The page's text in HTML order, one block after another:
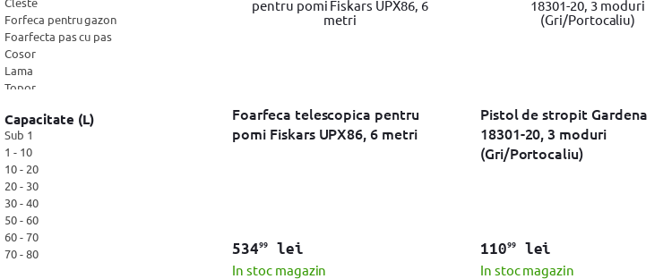
Metabo
Batavia (6)
Dedra(6)
Einhell
OEM(5)
Adler
Ryobi
Graphite
ProCraft
Gerlach
Lechpol
WORX
Plus(1)
Veritable
Forfeca pentru gazon
Foarfecta pas cu pas
Cosor
Lama
Topor
Sapaliga
Lopata
Afanator
Plantator
Fierastrau
Pompa manuala pentru stropit
Lopata pentru zapada
Cazma
Foarfeca pentru plante
Capacitate (L)
Sub 1
1 - 10
10 - 20
20 - 30
30 - 40
50 - 60
60 - 70
70 - 80
Foarfeca telescopica pentru
pomi Fiskars UPX86, 6 metri
53499lei
In stoc magazin
Pistol de stropit Gardena
18301-20, 3 moduri
(Gri/Portocaliu)
11099lei
In stoc magazin